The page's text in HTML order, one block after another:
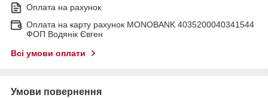
Оплата на рахунок
Оплата на карту рахунок MONOBANK 4035200040341544
ФОП Водянік Євген
Всі умови оплати
Умови повернення